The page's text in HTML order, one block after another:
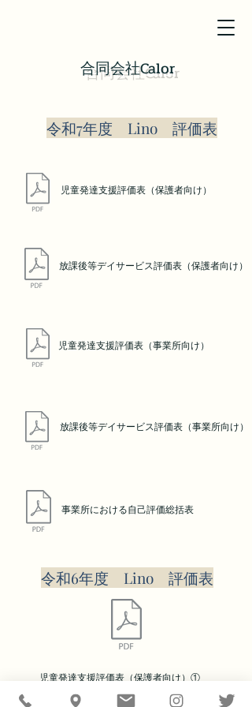
​合同会社Calor
​令和7年度 Lino 評価表
児童発達支援評価表（保護者向け）
放課後等デイサービス評価表（保護者向け）
児童発達支援評価表（事業所向け）
放課後等デイサービス評価表（事業所向け）
​事業所における自己評価総括表
​令和6年度 Lino 評価表
児童発達支援評価表（保護者向け）①